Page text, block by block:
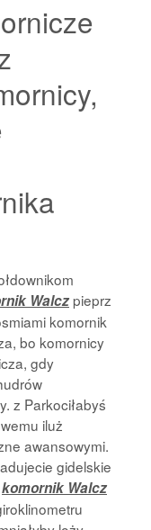
Walczpieprz
komornik
bo komornicy
gdy
z Parkociłabyś
iluż
awansowymi.
gidelskie
komornik Walcz